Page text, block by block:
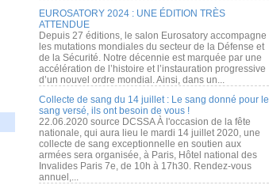
EUROSATORY 2024 : UNE ÉDITION TRÈS
ATTENDUE
Depuis 27 éditions, le salon Eurosatory accompagne
les mutations mondiales du secteur de la Défense et
de la Sécurité. Notre décennie est marquée par une
accélération de l’histoire et l’instauration progressive
d’un nouvel ordre mondial. Ainsi, dans un...
Collecte de sang du 14 juillet : Le sang donné pour le
sang versé, ils ont besoin de vous !
22.06.2020 source DCSSA À l'occasion de la fête
nationale, qui aura lieu le mardi 14 juillet 2020, une
collecte de sang exceptionnelle en soutien aux
armées sera organisée, à Paris, Hôtel national des
Invalides Paris 7e, de 10h à 17h30. Rendez-vous
annuel,...